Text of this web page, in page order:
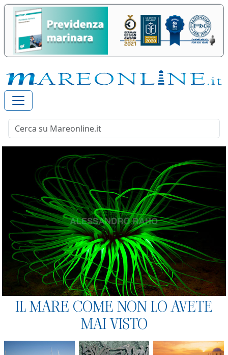
IL MARE COME NON LO AVETE
MAI VISTO